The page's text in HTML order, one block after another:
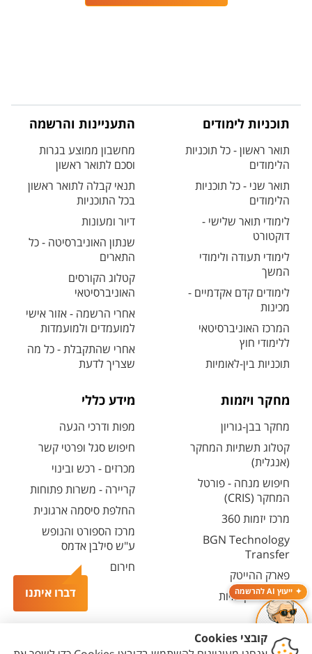
דברו איתנו ייעוץ AI להרשמה
תוכניות לימודים
תואר ראשון - כל תוכניות
הלימודים
תואר שני - כל תוכניות
הלימודים
לימודי תואר שלישי -
דוקטורט
לימודי תעודה ולימודי
המשך
לימודים קדם אקדמיים -
מכינות
המרכז האוניברסיטאי
ללימודי חוץ
תוכניות בין-לאומיות
התעניינות והרשמה
מחשבון ממוצע בגרות
וסכם לתואר ראשון
תנאי קבלה לתואר ראשון
בכל התוכניות
דיור ומעונות
שנתון האוניברסיטה - כל
התארים
קטלוג הקורסים
האוניברסיטאי
אחרי הרשמה - אזור אישי
למועמדים ולמועמדות
אחרי שהתקבלת - כל מה
שצריך לדעת
מחקר ויזמות
מחקר בבן-גוריון
קטלוג תשתיות המחקר
(אנגלית)
חיפוש מנחה - פורטל
המחקר (CRIS)
מרכז יזמות 360
BGN Technology
Transfer
פארק ההייטק
משרות אקדמיות
מידע כללי
מפות ודרכי הגעה
חיפוש סגל ופרטי קשר
מכרזים - רכש ובינוי
קריירה - משרות פתוחות
החלפת סיסמה ארגונית
מרכז הספורט והנופש
ע"ש סילבן אדמס
חירום